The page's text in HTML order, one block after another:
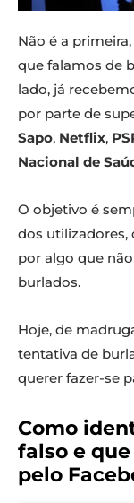
Não é a
que falamos de
lado, já
por parte de
Sapo, Netflix,
Nacional de
O objetivo é
dos utilizadores,
por algo que
burlados.
Hoje, de
tentativa de
querer fazer-se
Como
falso e
pelo